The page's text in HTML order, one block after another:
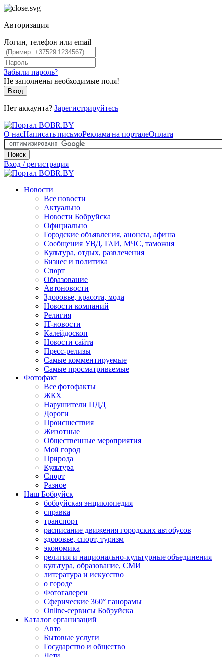
Авторизация
Логин, телефон или email
Забыли пароль?
Не заполнены необходимые поля!
Вход
Нет аккаунта? Зарегистрируйтесь
О насНаписать письмоРеклама на порталеОплата
Поиск
Вход / регистрация
Новости
Все новости
Актуально
Новости Бобруйска
Официально
Городские объявления, анонсы, афиша
Сообщения УВД, ГАИ, МЧС, таможня
Культура, отдых, развлечения
Бизнес и политика
Спорт
Образование
Автоновости
Здоровье, красота, мода
Новости компаний
Религия
IT-новости
Калейдоскоп
Новости сайта
Пресс-релизы
Самые комментируемые
Самые просматриваемые
Фотофакт
Все фотофакты
ЖКХ
Нарушители ПДД
Дороги
Происшествия
Животные
Общественные мероприятия
Мой город
Природа
Культура
Спорт
Разное
Наш Бобруйск
бобруйская энциклопедия
справка
транспорт
расписание движения городских автобусов
здоровье, спорт, туризм
экономика
религия и национально-культурные объединения
культура, образование, СМИ
литература и искусство
о городе
Фотогалереи
Сферические 360° панорамы
Online-сервисы Бобруйска
Каталог организаций
Авто
Бытовые услуги
Государство и общество
Дети